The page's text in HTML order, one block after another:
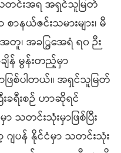
တင်းအရ အရှင်သူမြတ်
နယ်ဇင်းသမားများ၊ မီ
အတူ၊ အခ​​ြွအေရံ ရ၀ ဉီး
ျိန် မွန်းတည့်မှာ
စ်ပါတယ်။ အရှင်သူမြတ်
ခရီးစဉ် ဟာဆိုရင်
တင်းသုံးမှာဖြစ်ပြီး
ပန် နိုင်ငံမှာ သတင်းသုံး